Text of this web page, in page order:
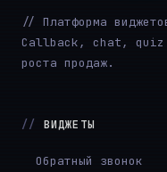
// Платформа
Callback, chat, quiz
роста продаж.
ВИДЖЕТЫ
Обратный звонок